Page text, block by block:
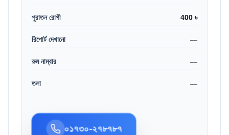
পুরাতন রোগী 400 ৳
রিপোর্ট দেখানো —
রুম নাম্বার —
তলা —
০১৭৩০-২৭৮৭৮৭